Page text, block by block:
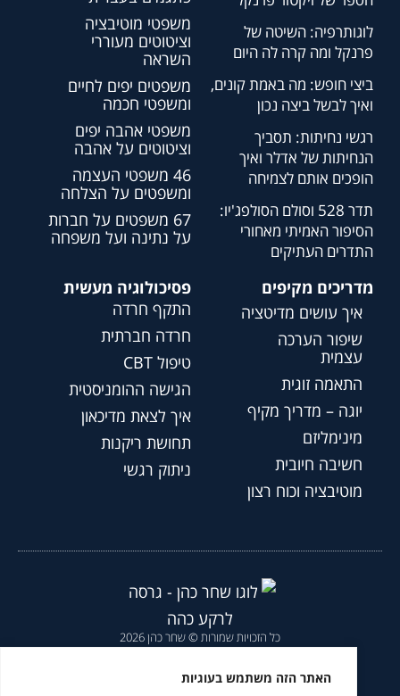
האתר הזה משתמש בעוגיות
לוגותרפיה: השיטה של
פרנקל ומה קרה לה היום
ביצי חופש: מה באמת קונים,
ואיך לבשל ביצה נכון
רגשי נחיתות: תסביך
הנחיתות של אדלר ואיך
הופכים אותם לצמיחה
תדר 528 וסולם הסולפג'יו:
הסיפור האמיתי מאחורי
התדרים העתיקים
משפטי מוטיבציה
וציטוטים מעוררי
השראה
משפטים יפים לחיים
ומשפטי חכמה
משפטי אהבה יפים
וציטוטים על אהבה
46 משפטי העצמה
ומשפטים על הצלחה
67 משפטים על חברות
על נתינה ועל משפחה
מדריכים מקיפים
איך עושים מדיטציה
שיפור הערכה
עצמית
התאמה זוגית
יוגה – מדריך מקיף
מינימליזם
חשיבה חיובית
מוטיבציה וכוח רצון
פסיכולוגיה מעשית
התקף חרדה
חרדה חברתית
טיפול CBT
הגישה ההומניסטית
איך לצאת מדיכאון
תחושת ריקנות
ניתוק רגשי
כל הזכויות שמורות © שחר כהן 2026
הצהרת נגישות|מדיניות פרטיות